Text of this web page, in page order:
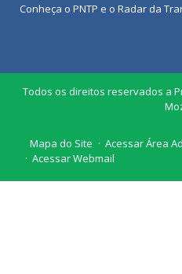
Conheça o PNTP e o Radar da
Todos os direitos reservados a
Mapa do Site
Acessar Área
Acessar Webmail